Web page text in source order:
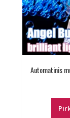
Automatinis